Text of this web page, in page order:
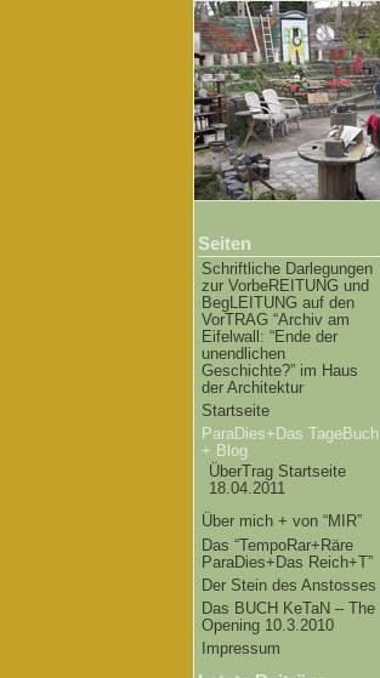
Seiten
Schriftliche Darlegungen
zur VorbeREITUNG und
BegLEITUNG auf den
VorTRAG “Archiv am
Eifelwall: “Ende der
unendlichen
Geschichte?” im Haus
der Architektur
Startseite
ParaDies+Das TageBuch
+ Blog
ÜberTrag Startseite
18.04.2011
Über mich + von “MIR”
Das “TempoRar+Räre
ParaDies+Das Reich+T”
Der Stein des Anstosses
Das BUCH KeTaN – The
Opening 10.3.2010
Impressum